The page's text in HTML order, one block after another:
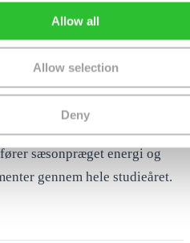
Allow all
Allow selection
Deny
akademikere og
et naturligt ekspatnetværk.
på caféer i Baixa.
hurtigt genkender ansigter
sæsonpræget energi og
gennem hele studieåret.